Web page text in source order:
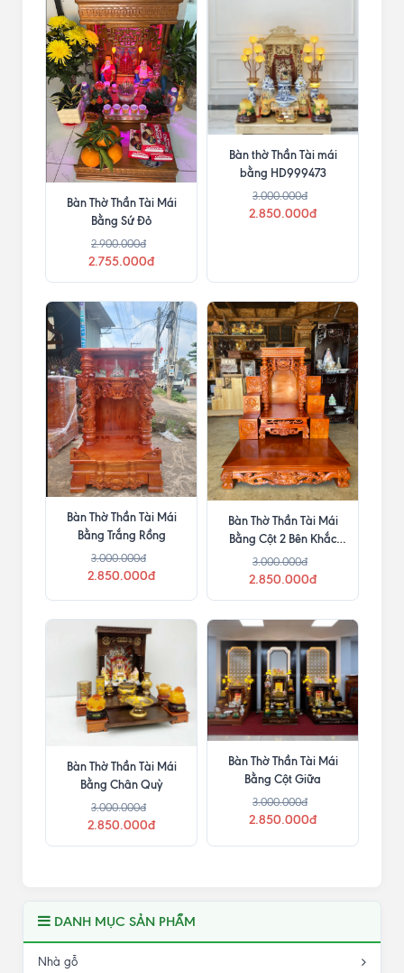
Bàn Thờ Thần Tài Mái
Bằng Sứ Đỏ
2.900.000đ
2.755.000đ
Bàn thờ Thần Tài mái
bằng HD999473
3.000.000đ
2.850.000đ
Bàn Thờ Thần Tài Mái
Bằng Trắng Rồng
3.000.000đ
2.850.000đ
Bàn Thờ Thần Tài Mái
Bằng Cột 2 Bên Khắc
Chữ
3.000.000đ
2.850.000đ
Bàn Thờ Thần Tài Mái
Bằng Chân Quỳ
3.000.000đ
2.850.000đ
Bàn Thờ Thần Tài Mái
Bằng Cột Giữa
3.000.000đ
2.850.000đ
DANH MỤC SẢN PHẨM
Nhà gỗ